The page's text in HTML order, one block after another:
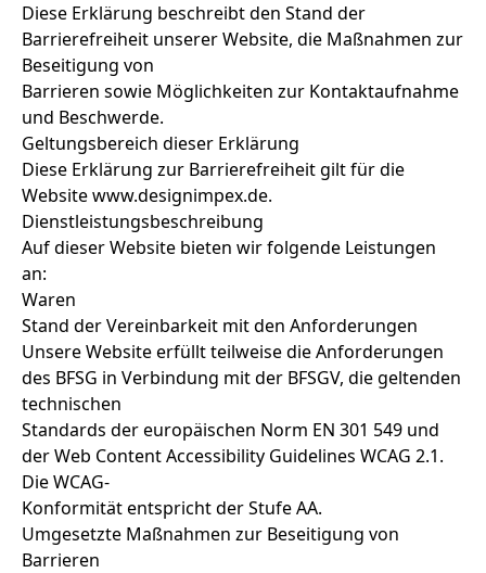
Diese Erklärung beschreibt den Stand der
Barrierefreiheit unserer Website, die Maßnahmen zur
Beseitigung von
Barrieren sowie Möglichkeiten zur Kontaktaufnahme
und Beschwerde.
Geltungsbereich dieser Erklärung
Diese Erklärung zur Barrierefreiheit gilt für die
Website www.designimpex.de.
Dienstleistungsbeschreibung
Auf dieser Website bieten wir folgende Leistungen
an:
Waren
Stand der Vereinbarkeit mit den Anforderungen
Unsere Website erfüllt teilweise die Anforderungen
des BFSG in Verbindung mit der BFSGV, die geltenden
technischen
Standards der europäischen Norm EN 301 549 und
der Web Content Accessibility Guidelines WCAG 2.1.
Die WCAG-
Konformität entspricht der Stufe AA.
Umgesetzte Maßnahmen zur Beseitigung von
Barrieren